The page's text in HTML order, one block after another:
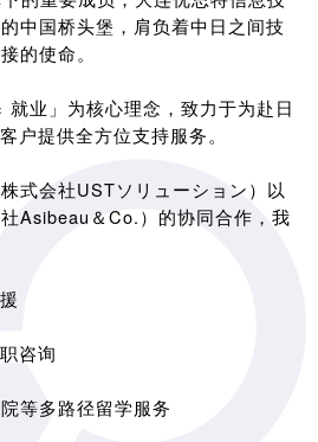
中国桥头堡，肩负着中日之间技
的使命。
业」为核心理念，致力于为赴日
户提供全方位支持服务。
式会社USTソリューション）以
Asibeau＆Co.）的协同合作，我
咨询
等多路径留学服务